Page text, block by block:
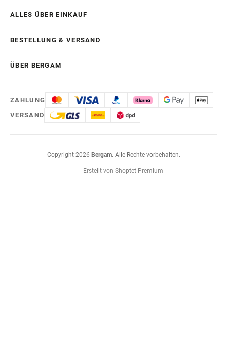
ALLES ÜBER EINKAUF
BESTELLUNG & VERSAND
ÜBER BERGAM
ZAHLUNG
VERSAND
Erstellt von Shoptet Premium
Copyright 2026 Bergam. Alle Rechte vorbehalten.